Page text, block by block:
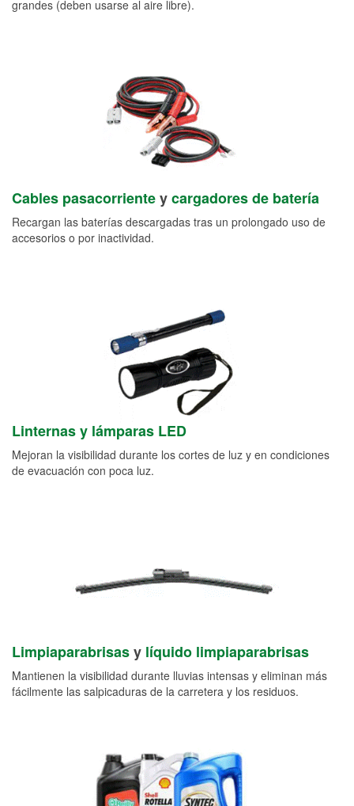
grandes (deben usarse al aire libre).
Cables pasacorrienteycargadores de batería
Recargan las baterías descargadas tras un prolongado uso de
accesorios o por inactividad.
Linternas y lámparas LED
Mejoran la visibilidad durante los cortes de luz y en condiciones
de evacuación con poca luz.
Limpiaparabrisasy líquido limpiaparabrisas
Mantienen la visibilidad durante lluvias intensas y eliminan más
fácilmente las salpicaduras de la carretera y los residuos.